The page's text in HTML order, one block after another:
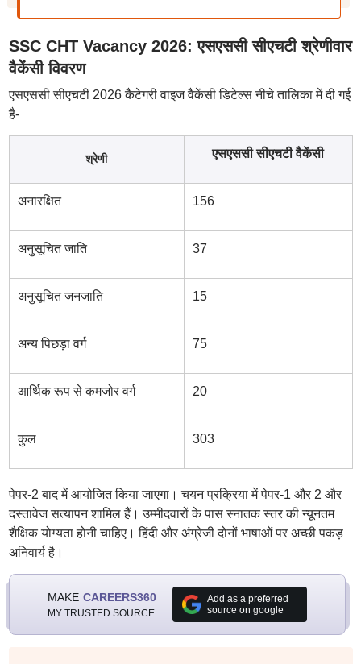
SSC CHT Vacancy 2026: एसएससी सीएचटी श्रेणीवार
वैकेंसी विवरण
एसएससी सीएचटी 2026 कैटेगरी वाइज वैकेंसी डिटेल्स नीचे तालिका में दी गई
है-
श्रेणी एसएससी सीएचटी वैकेंसी
अनारक्षित 156
अनुसूचित जाति 37
अनुसूचित जनजाति 15
अन्य पिछड़ा वर्ग 75
आर्थिक रूप से कमजोर वर्ग 20
कुल 303
पेपर-2 बाद में आयोजित किया जाएगा। चयन प्रक्रिया में पेपर-1 और 2 और
दस्तावेज सत्यापन शामिल हैं। उम्मीदवारों के पास स्नातक स्तर की न्यूनतम
शैक्षिक योग्यता होनी चाहिए। हिंदी और अंग्रेजी दोनों भाषाओं पर अच्छी पकड़
अनिवार्य है।
MAKE CAREERS360
MY TRUSTED SOURCE
Add as a preferred
source on google